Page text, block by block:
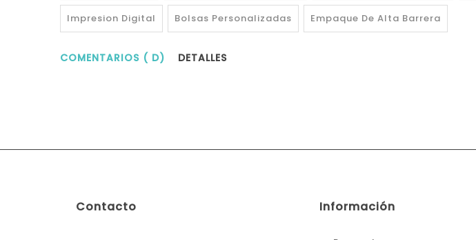
Impresion Digital Bolsas Personalizadas Empaque De Alta Barrera
COMENTARIOS ( D) DETALLES
Contacto Información